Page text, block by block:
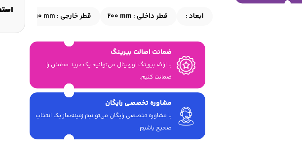
ابعاد : قطر داخلی : 200 mm قطر خارجی : 310 mm
ضمانت اصالت بیرینگ
با ارائه بیرینگ اورجینال می‎‌توانیم یک خرید مطمئن را
ضمانت کنیم.
مشاوره تخصصی رایگان
با مشاوره تخصصی رایگان می‌توانیم زمینه‌ساز یک انتخاب
صحیح باشیم.